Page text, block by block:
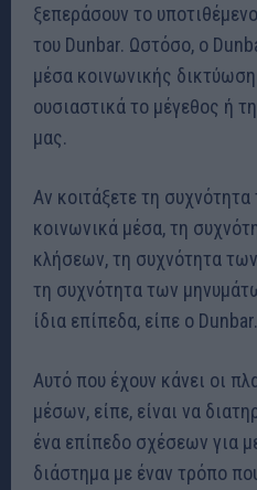
ξεπεράσουν το
του Dunbar. Ωστόσο, ο
μέσα κοινωνικής
ουσιαστικά το μέγεθος ή
μας.
Αν κοιτάξετε τη
κοινωνικά μέσα, τη
κλήσεων, τη συχνότητα
τη συχνότητα των
ίδια επίπεδα, είπε ο Dunbar.
Αυτό που έχουν κάνει οι
μέσων, είπε, είναι να
ένα επίπεδο σχέσεων για
διάστημα με έναν τρόπο